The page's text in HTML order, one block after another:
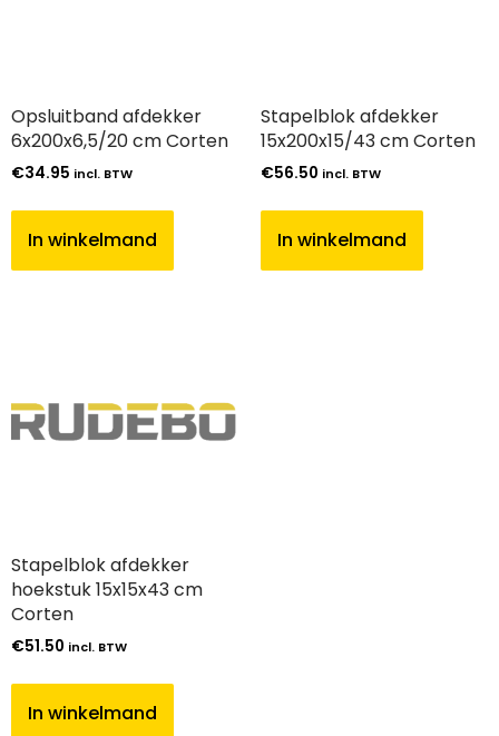
Opsluitband afdekker
6x200x6,5/20 cm Corten
€34.95 incl. BTW
In winkelmand
Stapelblok afdekker
15x200x15/43 cm Corten
€56.50 incl. BTW
In winkelmand
Stapelblok afdekker
hoekstuk 15x15x43 cm
Corten
€51.50 incl. BTW
In winkelmand